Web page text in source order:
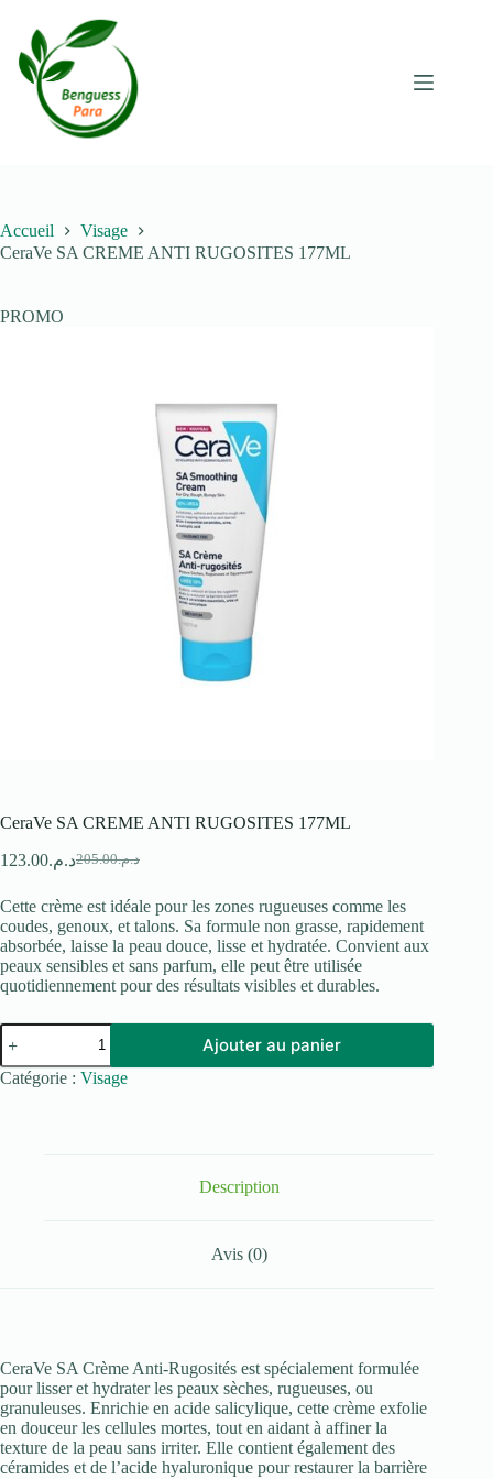
contenu
Accueil
Visage
CeraVe SA CREME ANTI RUGOSITES 177ML
PROMO
CeraVe SA CREME ANTI RUGOSITES 177ML
د.م.205.00
Le
initial
était :
د.م.205.00.
د.م.123.00
Le
actuel
est :
د.م.123.00.
Cette crème est idéale pour les zones rugueuses comme les
coudes, genoux, et talons. Sa formule non grasse, rapidement
absorbée, laisse la peau douce, lisse et hydratée. Convient aux
peaux sensibles et sans parfum, elle peut être utilisée
quotidiennement pour des résultats visibles et durables.
quantité
de
CeraVe
SA
Ajouter au panier
Catégorie : Visage
Description
Avis (0)
CeraVe SA Crème Anti-Rugosités est spécialement formulée
pour lisser et hydrater les peaux sèches, rugueuses, ou
granuleuses. Enrichie en acide salicylique, cette crème exfolie
en douceur les cellules mortes, tout en aidant à affiner la
texture de la peau sans irriter. Elle contient également des
céramides et de l’acide hyaluronique pour restaurer la barrière